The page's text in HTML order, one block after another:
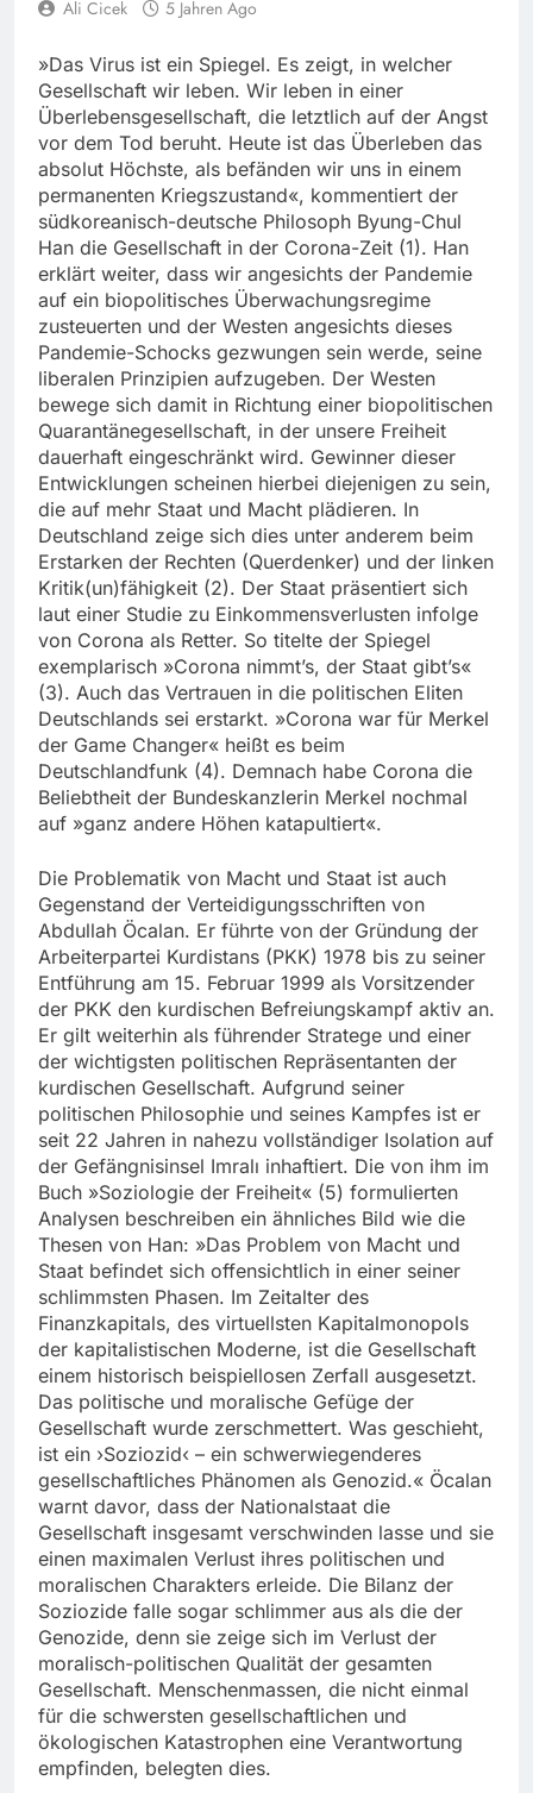
Ali Cicek 5 Jahren Ago
»Das Virus ist ein Spiegel. Es zeigt, in welcher
Gesellschaft wir leben. Wir leben in einer
Überlebensgesellschaft, die letztlich auf der Angst
vor dem Tod beruht. Heute ist das Überleben das
absolut Höchste, als befänden wir uns in einem
permanenten Kriegszustand«, kommentiert der
südkoreanisch-deutsche Philosoph Byung-Chul
Han die Gesellschaft in der Corona-Zeit (1). Han
erklärt weiter, dass wir angesichts der Pandemie
auf ein biopolitisches Überwachungsregime
zusteuerten und der Westen angesichts dieses
Pandemie-Schocks gezwungen sein werde, seine
liberalen Prinzipien aufzugeben. Der Westen
bewege sich damit in Richtung einer biopolitischen
Quarantänegesellschaft, in der unsere Freiheit
dauerhaft eingeschränkt wird. Gewinner dieser
Entwicklungen scheinen hierbei diejenigen zu sein,
die auf mehr Staat und Macht plädieren. In
Deutschland zeige sich dies unter anderem beim
Erstarken der Rechten (Querdenker) und der linken
Kritik(un)fähigkeit (2). Der Staat präsentiert sich
laut einer Studie zu Einkommensverlusten infolge
von Corona als Retter. So titelte der Spiegel
exemplarisch »Corona nimmt’s, der Staat gibt’s«
(3). Auch das Vertrauen in die politischen Eliten
Deutschlands sei erstarkt. »Corona war für Merkel
der Game Changer« heißt es beim
Deutschlandfunk (4). Demnach habe Corona die
Beliebtheit der Bundeskanzlerin Merkel nochmal
auf »ganz andere Höhen katapultiert«.
Die Problematik von Macht und Staat ist auch
Gegenstand der Verteidigungsschriften von
Abdullah Öcalan. Er führte von der Gründung der
Arbeiterpartei Kurdistans (PKK) 1978 bis zu seiner
Entführung am 15. Februar 1999 als Vorsitzender
der PKK den kurdischen Befreiungskampf aktiv an.
Er gilt weiterhin als führender Stratege und einer
der wichtigsten politischen Repräsentanten der
kurdischen Gesellschaft. Aufgrund seiner
politischen Philosophie und seines Kampfes ist er
seit 22 Jahren in nahezu vollständiger Isolation auf
der Gefängnisinsel Imralı inhaftiert. Die von ihm im
Buch »Soziologie der Freiheit« (5) formulierten
Analysen beschreiben ein ähnliches Bild wie die
Thesen von Han: »Das Problem von Macht und
Staat befindet sich offensichtlich in einer seiner
schlimmsten Phasen. Im Zeitalter des
Finanzkapitals, des virtuellsten Kapitalmonopols
der kapitalistischen Moderne, ist die Gesellschaft
einem historisch beispiellosen Zerfall ausgesetzt.
Das politische und moralische Gefüge der
Gesellschaft wurde zerschmettert. Was geschieht,
ist ein ›Soziozid‹ – ein schwerwiegenderes
gesellschaftliches Phänomen als Genozid.« Öcalan
warnt davor, dass der Nationalstaat die
Gesellschaft insgesamt verschwinden lasse und sie
einen maximalen Verlust ihres politischen und
moralischen Charakters erleide. Die Bilanz der
Soziozide falle sogar schlimmer aus als die der
Genozide, denn sie zeige sich im Verlust der
moralisch-politischen Qualität der gesamten
Gesellschaft. Menschenmassen, die nicht einmal
für die schwersten gesellschaftlichen und
ökologischen Katastrophen eine Verantwortung
empfinden, belegten dies.